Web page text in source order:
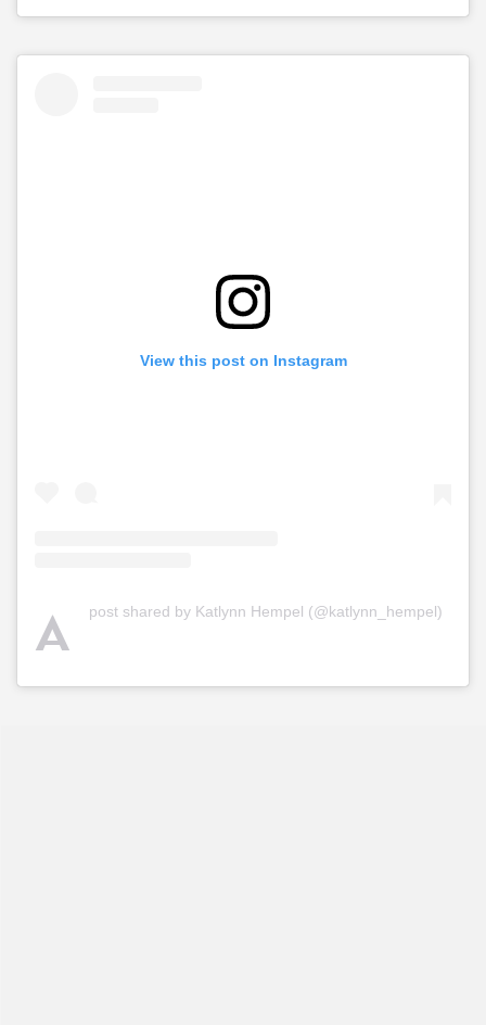
View this post on Instagram
A post shared by Katlynn Hempel (@katlynn_hempel)